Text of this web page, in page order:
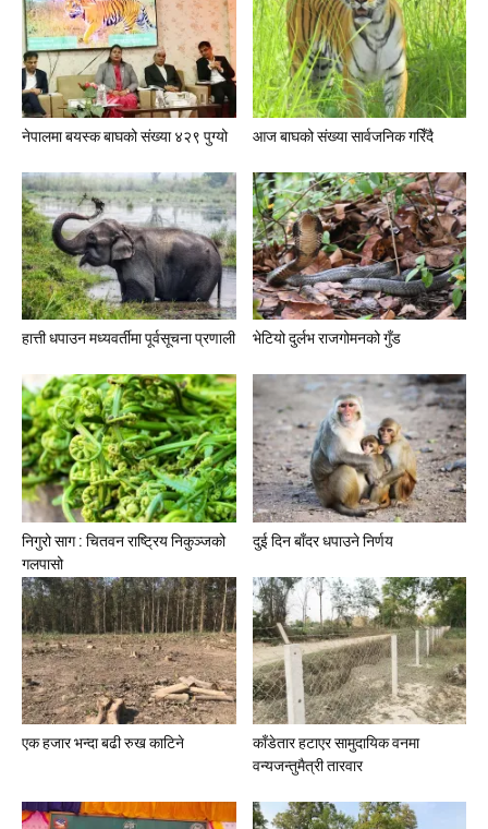
नेपालमा बयस्क बाघको संख्या ४२९ पुग्यो आज बाघको संख्या सार्वजनिक गरिँदै
हात्ती धपाउन मध्यवर्तीमा पूर्वसूचना प्रणाली भेटियो दुर्लभ राजगोमनको गुँड
निगुरो साग : चितवन राष्ट्रिय निकुञ्जको
गलपासो
दुई दिन बाँदर धपाउने निर्णय
एक हजार भन्दा बढी रुख काटिने
काँडेतार हटाएर सामुदायिक वनमा
वन्यजन्तुमैत्री तारवार